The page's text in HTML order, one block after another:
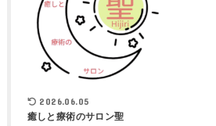
2026.06.05
癒しと療術のサロン聖